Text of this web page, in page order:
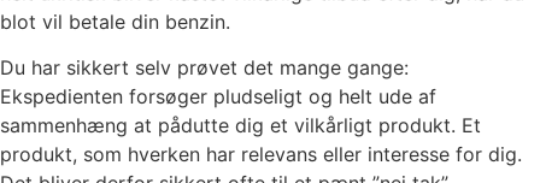
blot vil betale din benzin.
Du har sikkert selv prøvet det mange gange:
Ekspedienten forsøger pludseligt og helt ude af
sammenhæng at pådutte dig et vilkårligt produkt. Et
produkt, som hverken har relevans eller interesse for dig.